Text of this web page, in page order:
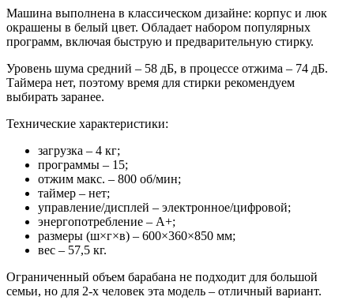
Машина выполнена в классическом дизайне: корпус и люк
окрашены в белый цвет. Обладает набором популярных
программ, включая быструю и предварительную стирку.
Уровень шума средний – 58 дБ, в процессе отжима – 74 дБ.
Таймера нет, поэтому время для стирки рекомендуем
выбирать заранее.
Технические характеристики:
загрузка – 4 кг;
программы – 15;
отжим макс. – 800 об/мин;
таймер – нет;
управление/дисплей – электронное/цифровой;
энергопотребление – А+;
размеры (ш×г×в) – 600×360×850 мм;
вес – 57,5 кг.
Ограниченный объем барабана не подходит для большой
семьи, но для 2-х человек эта модель – отличный вариант.